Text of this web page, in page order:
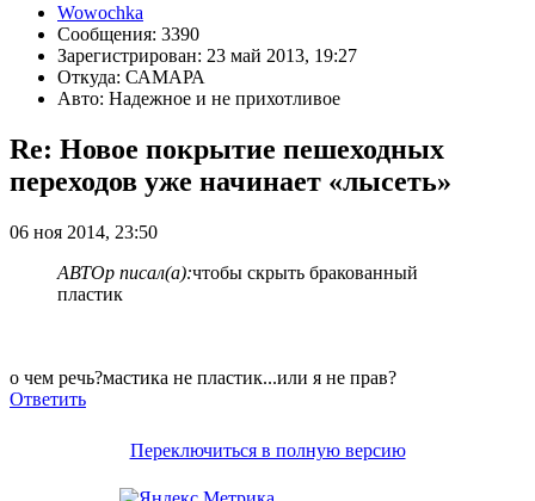
Wowochka
Сообщения: 3390
Зарегистрирован: 23 май 2013, 19:27
Откуда: САМАРА
Авто: Надежное и не прихотливое
Re: Новое покрытие пешеходных
переходов уже начинает «лысеть»
06 ноя 2014, 23:50
АВТОр писал(а):чтобы скрыть бракованный
пластик
о чем речь?мастика не пластик...или я не прав?
Ответить
Переключиться в полную версию